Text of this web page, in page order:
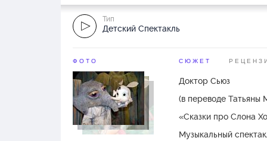
Тип
Детский Спектакль
ФОТО СЮЖЕТ
Доктор Сьюз
(в переводе Татьяны
«Сказки про Слона
Музыкальный